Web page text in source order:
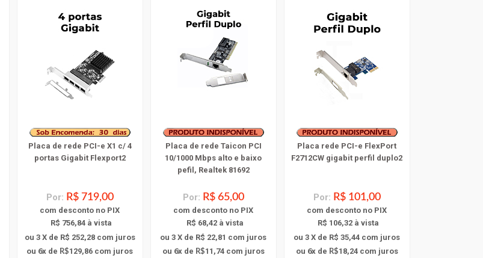
Placa de rede PCI-e X1 c/ 4
portas Gigabit Flexport2
Por: R$ 719,00
com desconto no PIX
R$ 756,84 à vista
ou 3 X de R$ 252,28com juros
ou 6x de R$129,86 com juros
Placa de rede Taicon PCI
10/1000 Mbps alto e baixo
pefil, Realtek 81692
Por: R$ 65,00
com desconto no PIX
R$ 68,42 à vista
ou 3 X de R$ 22,81 com juros
ou 6x de R$11,74com juros
Placa rede PCI-e FlexPort
F2712CW gigabit perfil duplo2
Por: R$ 101,00
com desconto no PIX
R$ 106,32 à vista
ou 3 X de R$ 35,44 com juros
ou 6x de R$18,24com juros